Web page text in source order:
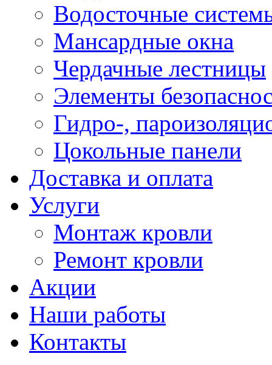
Водосточные
Мансардные окна
Чердачные лестницы
Элементы
Гидро-,
Цокольные панели
Доставка и оплата
Услуги
Монтаж кровли
Ремонт кровли
Акции
Наши работы
Контакты